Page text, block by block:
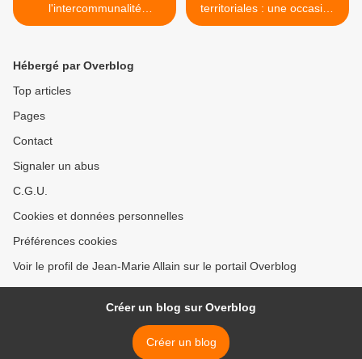
l'intercommunalité
prendrait-elle l'eau ?
territoriales : une occasion
manquée >
Hébergé par Overblog
Top articles
Pages
Contact
Signaler un abus
C.G.U.
Cookies et données personnelles
Préférences cookies
Voir le profil de Jean-Marie Allain sur le portail Overblog
Créer un blog sur Overblog
Créer un blog